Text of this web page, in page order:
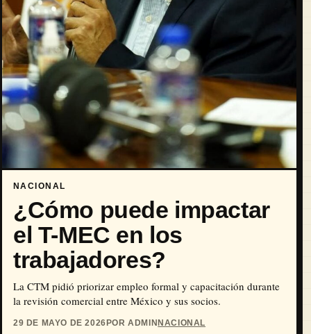
NACIONAL
¿Cómo puede impactar
el T-MEC en los
trabajadores?
La CTM pidió priorizar empleo formal y capacitación durante
la revisión comercial entre México y sus socios.
29 DE MAYO DE 2026 POR ADMIN NACIONAL